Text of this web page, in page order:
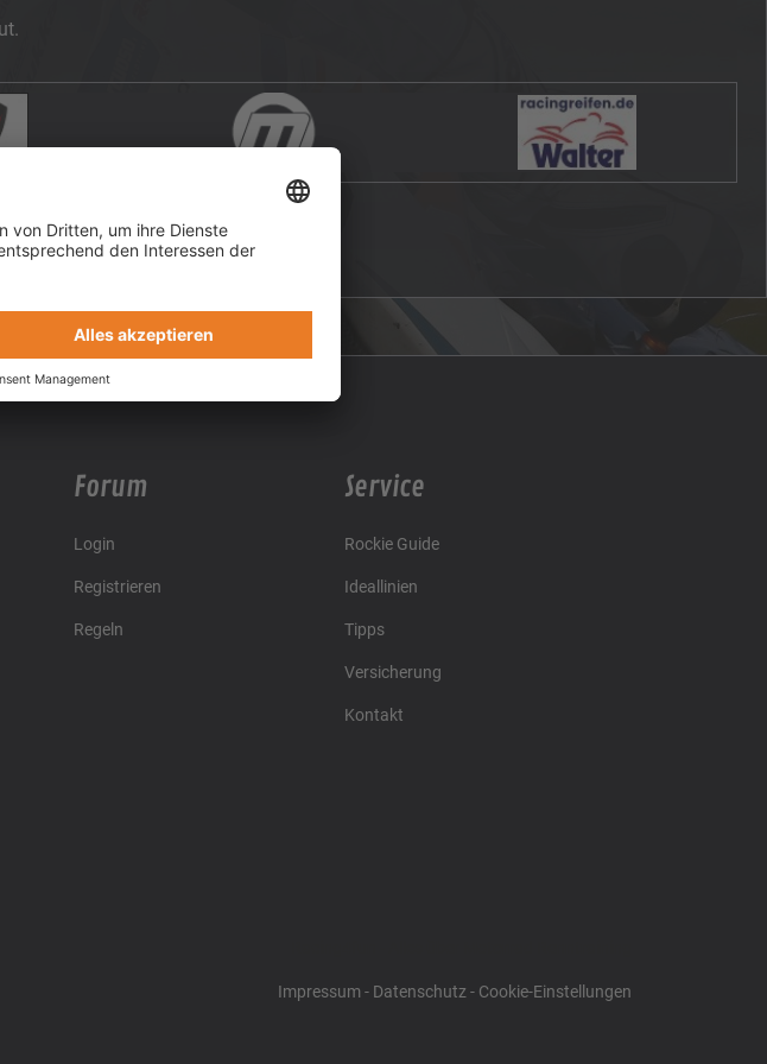
Forum
Login
Registrieren
Regeln
Service
Rockie Guide
Ideallinien
Tipps
Versicherung
Kontakt
Impressum - Datenschutz- Cookie-Einstellungen